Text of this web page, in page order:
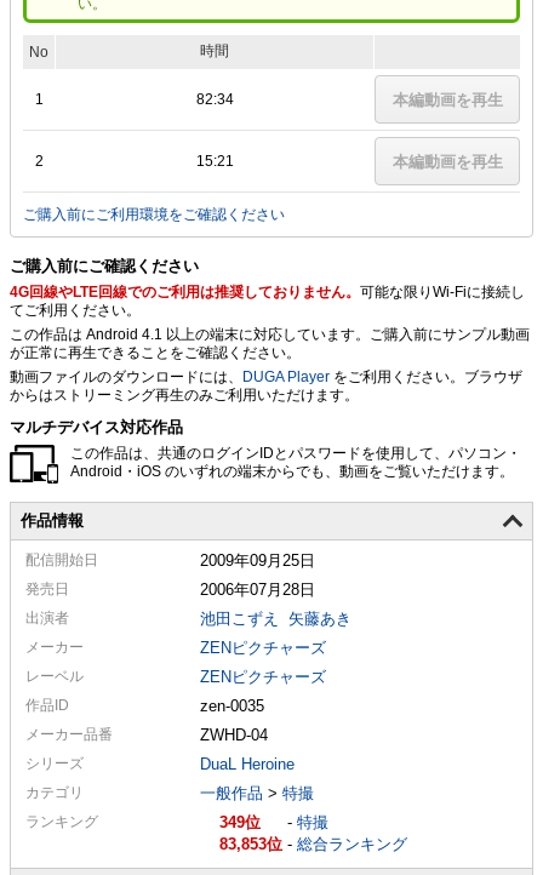
No 時間
1 82:34 本編動画を再生
2 15:21 本編動画を再生
ご購入前にご利用環境をご確認ください
ご購入前にご確認ください
4G回線やLTE回線でのご利用は推奨しておりません。 可能な限りWi-Fiに接続し
てご利用ください。
この作品は Android 4.1 以上の端末に対応しています。ご購入前にサンプル動画
が正常に再生できることをご確認ください。
動画ファイルのダウンロードには、 DUGA Player をご利用ください。ブラウザ
からはストリーミング再生のみご利用いただけます。
マルチデバイス対応作品
この作品は、共通のログインIDとパスワードを使用して、パソコン・
Android・iOS のいずれの端末からでも、動画をご覧いただけます。
作品情報
配信開始日 2009年09月25日
発売日 2006年07月28日
出演者 池田こずえ 矢藤あき
メーカー ZENピクチャーズ
レーベル ZENピクチャーズ
作品ID zen-0035
メーカー品番 ZWHD-04
シリーズ DuaL Heroine
カテゴリ 一般作品 > 特撮
ランキング 349 - 特撮
83,853
- 総合ランキング